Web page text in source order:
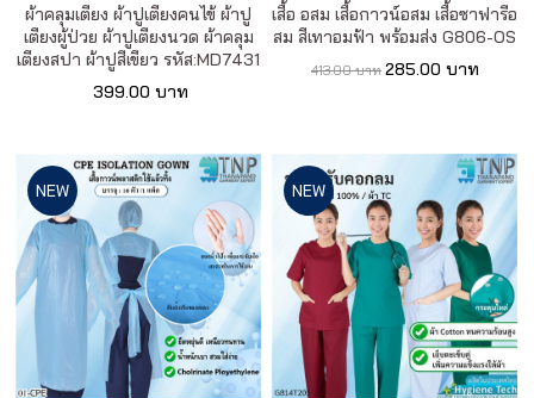
ผ้าคลุมเตียง ผ้าปูเตียงคนไข้ ผ้าปู
เตียงผู้ป่วย ผ้าปูเตียงนวด ผ้าคลุม
เตียงสปา ผ้าปูสีเขียว รหัส:MD7431
399.00 บาท
เสื้อ อสม เสื้อกาวน์อสม เสื้อซาฟารีอ
สม สีเทาอมฟ้า พร้อมส่ง G806-OS
413.00 บาท 285.00 บาท
NEW NEW